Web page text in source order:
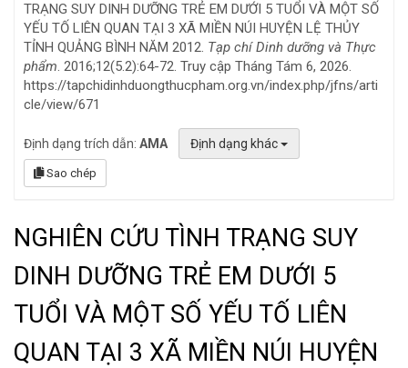
TRẠNG SUY DINH DƯỠNG TRẺ EM DƯỚI 5 TUỔI VÀ MỘT SỐ
YẾU TỐ LIÊN QUAN TẠI 3 XÃ MIỀN NÚI HUYỆN LỆ THỦY
TỈNH QUẢNG BÌNH NĂM 2012. Tạp chí Dinh dưỡng và Thực
phẩm. 2016;12(5.2):64-72. Truy cập Tháng Tám 6, 2026.
https://tapchidinhduongthucpham.org.vn/index.php/jfns/arti
cle/view/671
Định dạng trích dẫn: AMA Định dạng khác
Sao chép
NGHIÊN CỨU TÌNH TRẠNG SUY
DINH DƯỠNG TRẺ EM DƯỚI 5
TUỔI VÀ MỘT SỐ YẾU TỐ LIÊN
QUAN TẠI 3 XÃ MIỀN NÚI HUYỆN